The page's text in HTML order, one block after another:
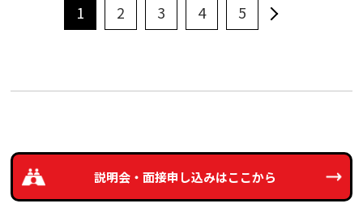
1 2 3 4 5
説明会・面接申し込みはここから